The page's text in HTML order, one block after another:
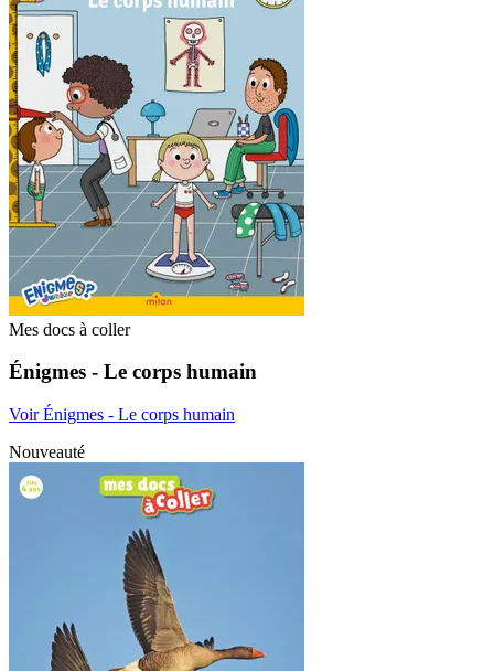
Mes docs à coller
Énigmes - Le corps humain
Voir Énigmes - Le corps humain
Nouveauté